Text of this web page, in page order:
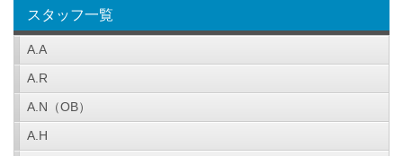
スタッフ一覧
A.A
A.R
A.N（OB）
A.H